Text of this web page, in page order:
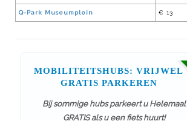
Q-Park Museumplein € 13
MOBILITEITSHUBS: VRIJWEL
GRATIS PARKEREN
Bij sommige hubs parkeert u Helemaal
GRATIS als u een fiets huurt!